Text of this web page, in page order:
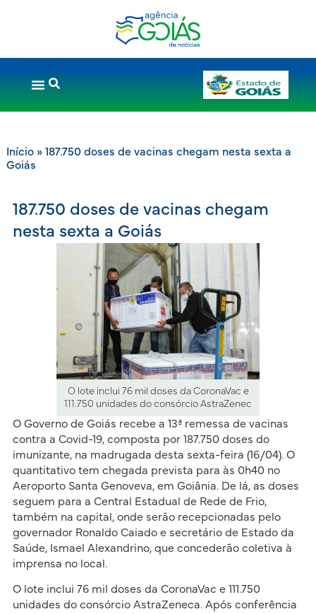
Início» 187.750 doses de vacinas chegam nesta sexta a
Goiás
187.750 doses de vacinas chegam
nesta sexta a Goiás
O lote inclui 76 mil doses da CoronaVac e
111.750 unidades do consórcio AstraZenec
O Governo de Goiás recebe a 13ª remessa de vacinas
contra a Covid-19, composta por 187.750 doses do
imunizante, na madrugada desta sexta-feira (16/04). O
quantitativo tem chegada prevista para às 0h40 no
Aeroporto Santa Genoveva, em Goiânia. De lá, as doses
seguem para a Central Estadual de Rede de Frio,
também na capital, onde serão recepcionadas pelo
governador Ronaldo Caiado e secretário de Estado da
Saúde, Ismael Alexandrino, que concederão coletiva à
imprensa no local.
O lote inclui 76 mil doses da CoronaVac e 111.750
unidades do consórcio AstraZeneca. Após conferência